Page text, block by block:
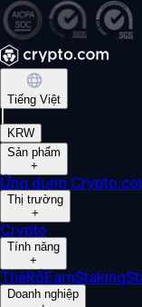
Tiếng Việt
KRW
Sản phẩm
+
Ứng dụng
Thị trường
+
Crypto
Tính năng
+
ThẻRổEarnStaking
Doanh nghiệp